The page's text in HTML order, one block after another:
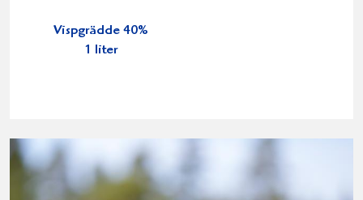
Vispgrädde 40%
1 liter